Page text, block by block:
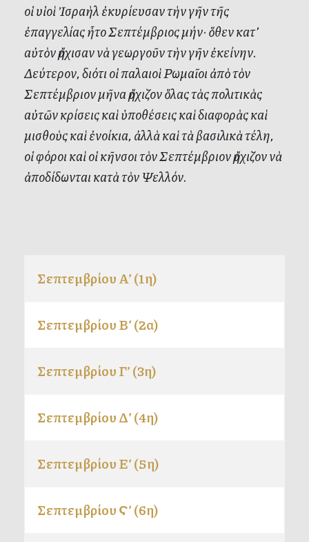
οἱ υἱοὶ Ἰσραὴλ ἐκυρίευσαν τὴν γῆν τῆς
ἐπαγγελίας ἦτο Σεπτέμβριος μήν· ὅθεν κατ’
αὐτὸν ἤρχισαν νὰ γεωργοῦν τὴν γῆν ἐκείνην.
Δεύτερον, διότι οἱ παλαιοὶ Ρωμαῖοι ἀπὸ τὸν
Σεπτέμβριον μῆνα ἤρχιζον ὅλας τὰς πολιτικὰς
αὐτῶν κρίσεις καὶ ὑποθέσεις καὶ διαφορὰς καὶ
μισθοὺς καὶ ἐνοίκια, ἀλλὰ καὶ τὰ βασιλικὰ τέλη,
οἱ φόροι καὶ οἱ κῆνσοι τὸν Σεπτέμβριον ἤρχιζον νὰ
ἀποδίδωνται κατὰ τὸν Ψελλόν.
Σεπτεμβρίου Α’ (1η)
Σεπτεμβρίου Β’ (2α)
Σεπτεμβρίου Γ’ (3η)
Σεπτεμβρίου Δ’ (4η)
Σεπτεμβρίου Ε’ (5η)
Σεπτεμβρίου Ϛ’ (6η)